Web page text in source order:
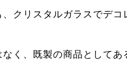
、クリスタルガラスでデコ
なく、既製の商品としてあ